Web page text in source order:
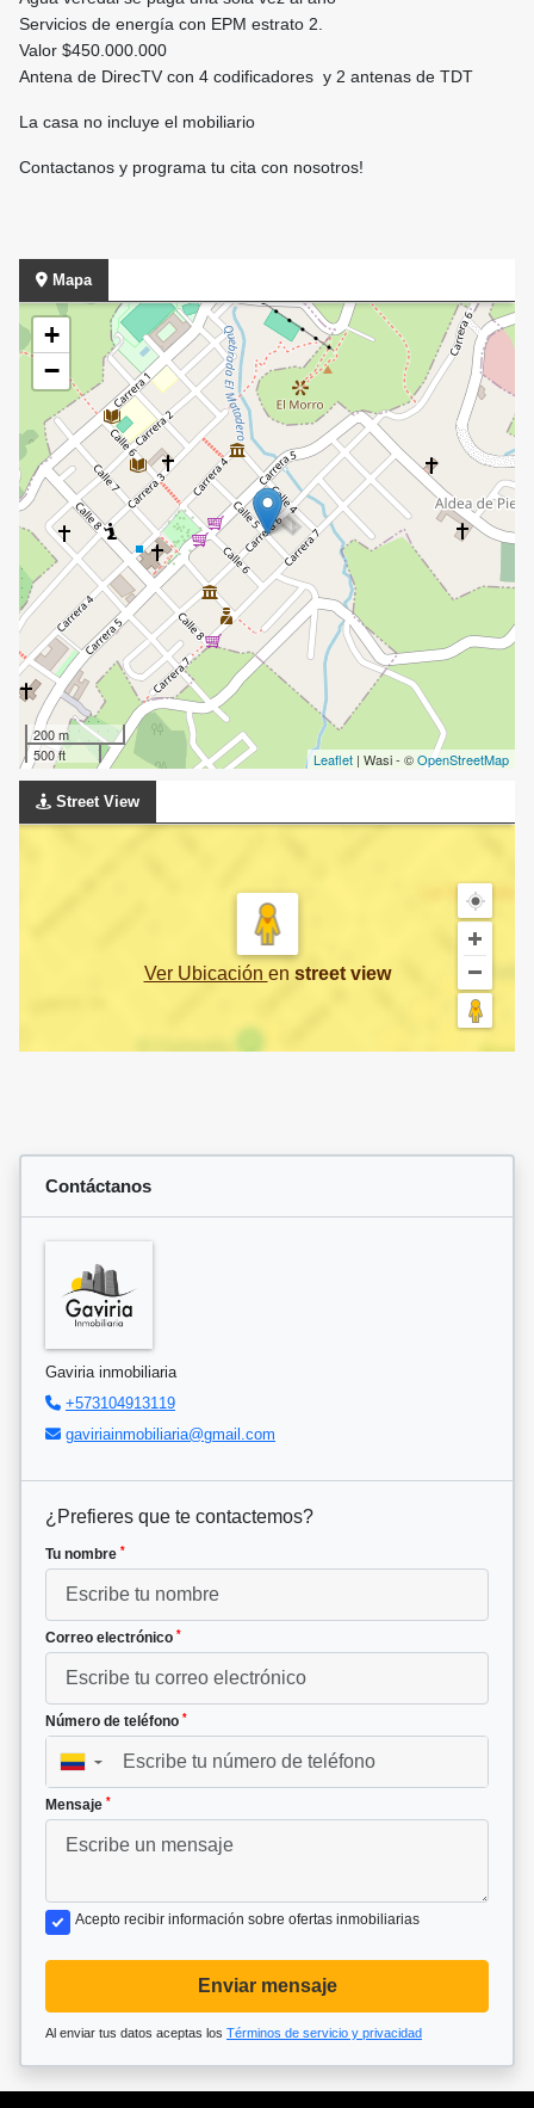
Servicios de energía con EPM estrato 2.
Valor $450.000.000
Antena de DirecTV con 4 codificadores y 2 antenas de TDT
La casa no incluye el mobiliario
Contactanos y programa tu cita con nosotros!
Mapa
+
−
200 m
500 ft
Leaflet | Wasi - ©OpenStreetMap
Street View
Ver Ubicación en street view
Contáctanos
Gaviria inmobiliaria
+573104913119
gaviriainmobiliaria@gmail.com
¿Prefieres que te contactemos?
Tu nombre *
Correo electrónico *
Número de teléfono *
▼
Mensaje *
Acepto recibir información sobre ofertas inmobiliarias
Enviar mensaje
Al enviar tus datos aceptas los Términos de servicio y privacidad